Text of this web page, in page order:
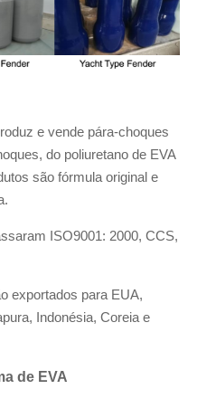
e vende pára-choques
do poliuretano de EVA
são fórmula original e
ISO9001: 2000, CCS,
exportados para EUA,
Indonésia, Coreia e
de EVA